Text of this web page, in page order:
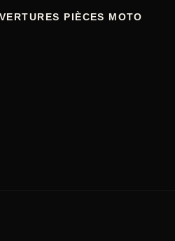
PIÈCES MOTO